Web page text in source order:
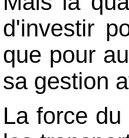
d'investir
que pour
sa gestion
La force